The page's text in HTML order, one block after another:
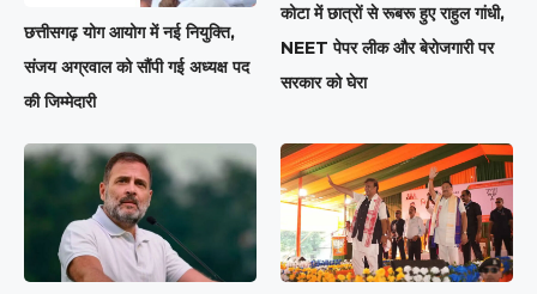
छत्तीसगढ़ योग आयोग में नई नियुक्ति,
संजय अग्रवाल को सौंपी गई अध्यक्ष पद
की जिम्मेदारी
कोटा में छात्रों से रूबरू हुए राहुल गांधी,
NEET पेपर लीक और बेरोजगारी पर
सरकार को घेरा